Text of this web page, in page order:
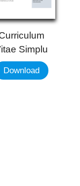
Simplu
Download